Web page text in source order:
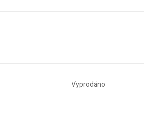
Vyprodáno